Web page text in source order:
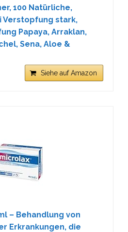
100 Natürliche,
stark,
Papaya, Arraklan,
Sena, Aloe &
Siehe auf Amazon
– Behandlung von
Erkrankungen, die